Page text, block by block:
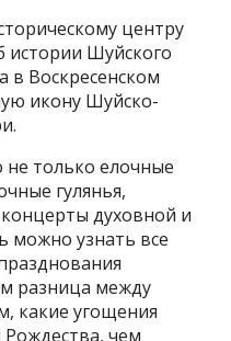
центру
истории Шуйского
в Воскресенском
икону Шуйско-
не только елочные
гулянья,
духовной и
можно узнать все
разница между
какие угощения
Рождества, чем